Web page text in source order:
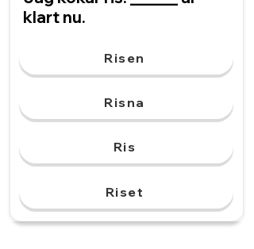
klart nu.
Risen
Risna
Ris
Riset